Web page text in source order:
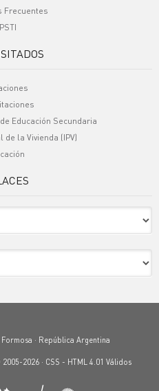
Frecuentes
Educación Secundaria
la Vivienda (IPV)
· República Argentina
2026 · CSS - HTML 4.01 Válidos